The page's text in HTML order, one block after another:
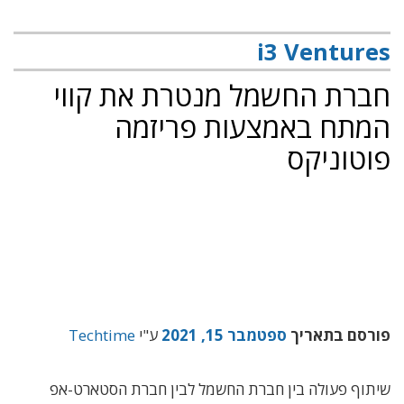
i3 Ventures
חברת החשמל מנטרת את קווי
המתח באמצעות פריזמה
פוטוניקס
פורסם בתאריך ספטמבר 15, 2021 ע"י Techtime
שיתוף פעולה בין חברת החשמל לבין חברת הסטארט-אפ